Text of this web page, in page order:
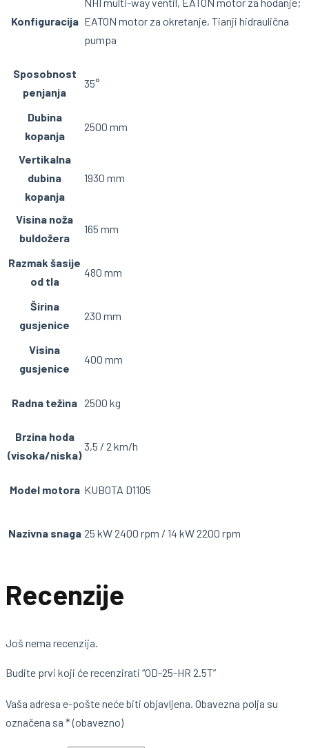
Konfiguracija EATON motor za okretanje, Tianji hidraulična
pumpa
Sposobnost
penjanja
35°
Dubina
kopanja
2500 mm
Vertikalna
dubina
kopanja
1930 mm
Visina noža
buldožera
165 mm
Razmak šasije
od tla
480 mm
Širina
gusjenice
230 mm
Visina
gusjenice
400 mm
Radna težina 2500 kg
Brzina hoda
(visoka/niska)
3,5 / 2 km/h
Model motora KUBOTA D1105
Nazivna snaga 25 kW 2400 rpm / 14 kW 2200 rpm
Recenzije
Još nema recenzija.
Budite prvi koji će recenzirati “OD-25-HR 2.5T”
Vaša adresa e-pošte neće biti objavljena. Obavezna polja su
označena sa * (obavezno)